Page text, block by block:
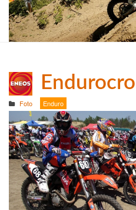
Foto Enduro